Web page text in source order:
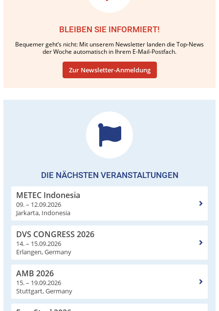
BLEIBEN SIE INFORMIERT!
Bequemer geht’s nicht: Mit unserem Newsletter landen die Top-News
der Woche automatisch in Ihrem E-Mail-Postfach.
Zur Newsletter-Anmeldung
DIE NÄCHSTEN VERANSTALTUNGEN
METEC Indonesia
09. – 12.09.2026
Jarkarta, Indonesia
DVS CONGRESS 2026
14. – 15.09.2026
Erlangen, Germany
AMB 2026
15. – 19.09.2026
Stuttgart, Germany